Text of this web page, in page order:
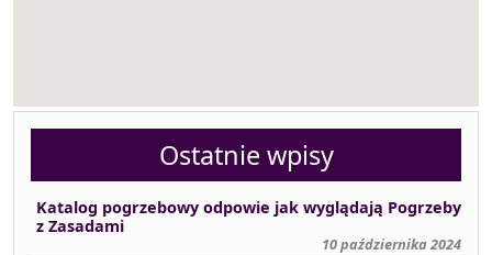
Ostatnie wpisy
Katalog pogrzebowy odpowie jak wyglądają Pogrzeby
z Zasadami
10 października 2024